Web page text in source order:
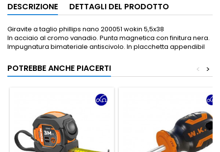
DESCRIZIONE DETTAGLI DEL PRODOTTO
Giravite a taglio phillips nano 200051 wokin 5,5x38
In acciaio al cromo vanadio. Punta magnetica con finitura nera.
Impugnatura bimateriale antiscivolo. In placchetta appendibil
POTREBBE ANCHE PIACERTI >
<